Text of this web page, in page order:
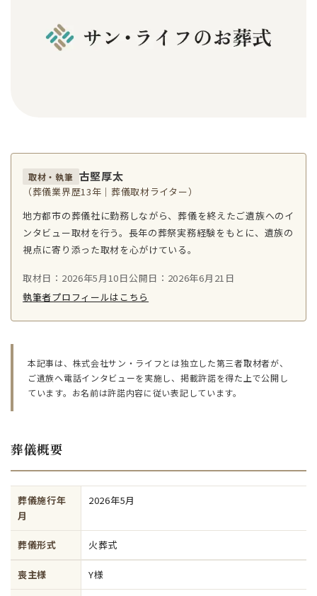
取材・執筆 古堅厚太
（葬儀業界歴13年｜葬儀取材ライター）
地方都市の葬儀社に勤務しながら、葬儀を終えたご遺族へのイ
ンタビュー取材を行う。長年の葬祭実務経験をもとに、遺族の
視点に寄り添った取材を心がけている。
取材日：2026年5月10日公開日：2026年6月21日
執筆者プロフィールはこちら
本記事は、株式会社サン・ライフとは独立した第三者取材者が、
ご遺族へ電話インタビューを実施し、掲載許諾を得た上で公開し
ています。お名前は許諾内容に従い表記しています。
葬儀概要
葬儀施行年
月
2026年5月
葬儀形式 火葬式
喪主様 Y様